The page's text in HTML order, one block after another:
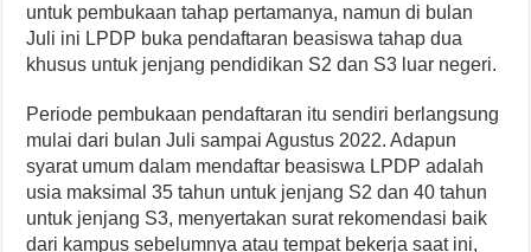
untuk pembukaan tahap pertamanya, namun di bulan
Juli ini LPDP buka pendaftaran beasiswa tahap dua
khusus untuk jenjang pendidikan S2 dan S3 luar negeri.
Periode pembukaan pendaftaran itu sendiri berlangsung
mulai dari bulan Juli sampai Agustus 2022. Adapun
syarat umum dalam mendaftar beasiswa LPDP adalah
usia maksimal 35 tahun untuk jenjang S2 dan 40 tahun
untuk jenjang S3, menyertakan surat rekomendasi baik
dari kampus sebelumnya atau tempat bekerja saat ini,